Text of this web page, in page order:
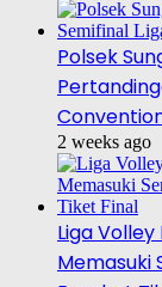
Polsek
2 weeks ago
Liga
Memasuki